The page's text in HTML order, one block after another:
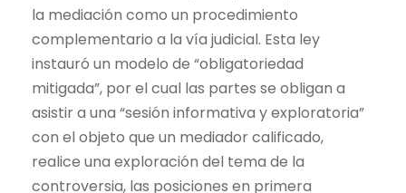
la mediación como un procedimiento
complementario a la vía judicial. Esta ley
instauró un modelo de “obligatoriedad
mitigada”, por el cual las partes se obligan a
asistir a una “sesión informativa y exploratoria”
con el objeto que un mediador calificado,
realice una exploración del tema de la
controversia, las posiciones en primera